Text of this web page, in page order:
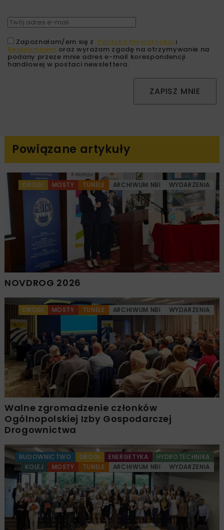
Zapoznałam/em się z Polityką Prywatności i
Regulaminem oraz wyrażam zgodę na otrzymywanie na
podany przeze mnie adres e-mail korespondencji
handlowej w postaci newslettera.
ZAPISZ MNIE
Powiązane artykuły
DROGI MOSTY TUNELE ARCHIWUM NBI WYDARZENIA
NOVDROG 2026
DROGI MOSTY TUNELE ARCHIWUM NBI WYDARZENIA
Walne zgromadzenie członków
Ogólnopolskiej Izby Gospodarczej
Drogownictwa
BUDOWNICTWO DROGI ENERGETYKA
HYDROTECHNIKA
KOLEJ
MOSTY TUNELE ARCHIWUM NBI WYDARZENIA